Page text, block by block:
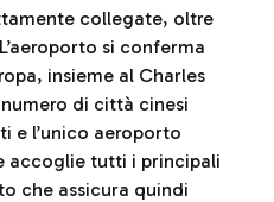
collegate, oltre
si conferma
insieme al Charles
di città cinesi
e l’unico aeroporto
accoglie tutti i principali
che assicura quindi